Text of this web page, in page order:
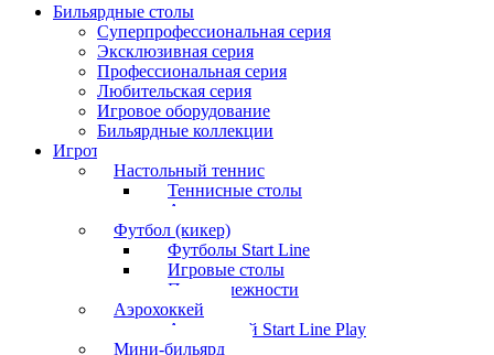
Бильярдные столы
Суперпрофессиональная серия
Эксклюзивная серия
Профессиональная серия
Любительская серия
Игровое оборудование
Бильярдные коллекции
Игротека
Настольный теннис
Теннисные столы
Аксессуары
Футбол (кикер)
Футболы Start Line
Игровые столы
Принадлежности
Аэрохоккей
Аэрохоккей Start Line Play
Мини-бильярд